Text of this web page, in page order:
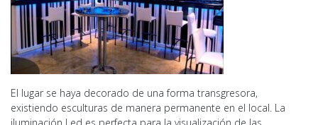
El lugar se haya decorado de una forma transgresora,
existiendo esculturas de manera permanente en el local. La